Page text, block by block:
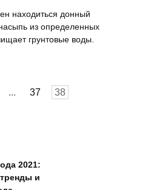
находиться донный
из определенных
грунтовые воды.
... 37 38
2021:
и